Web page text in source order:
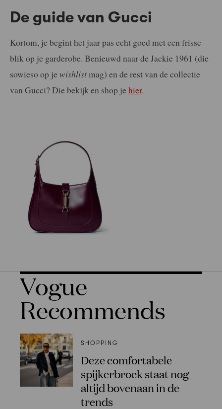
De guide van Gucci
Kortom, je begint het jaar pas echt goed met een frisse
blik op je garderobe. Benieuwd naar de Jackie 1961 (die
sowieso op je wishlistmag) en de rest van de collectie
van Gucci? Die bekijk en shop je hier.
Vogue
Recommends
SHOPPING
Deze comfortabele
spijkerbroek staat nog
altijd bovenaan in de
trends